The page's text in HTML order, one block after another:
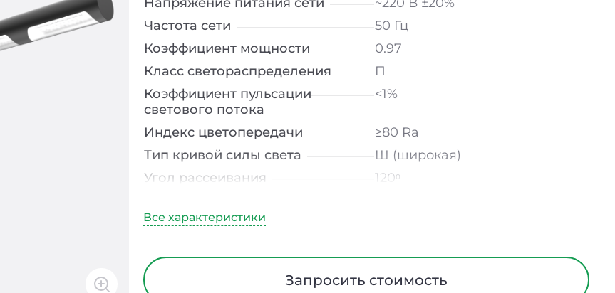
Частота сети
50 Гц
Коэффициент мощности
0.97
Класс светораспределения
П
Коэффициент пульсации
светового потока
<1%
Индекс цветопередачи
≥80 Ra
Тип кривой силы света
Ш (широкая)
Угол рассеивания
120ᵒ
Диапазон рабочих температур
Класс защиты от
электрического токаЗапросить стоимость